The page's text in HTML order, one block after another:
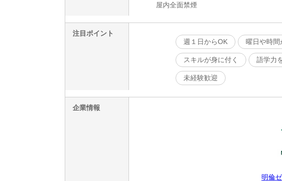
屋内全面禁煙
注目ポイント
週１日からOK
曜日や時間
スキルが身に付く 語学力
未経験歓迎
企業情報
明倫